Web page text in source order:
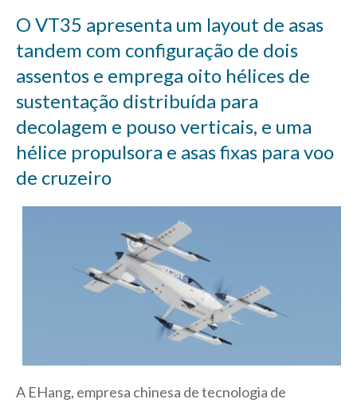
O VT35 apresenta um layout de asas
tandem com configuração de dois
assentos e emprega oito hélices de
sustentação distribuída para
decolagem e pouso verticais, e uma
hélice propulsora e asas fixas para voo
de cruzeiro
A EHang, empresa chinesa de tecnologia de